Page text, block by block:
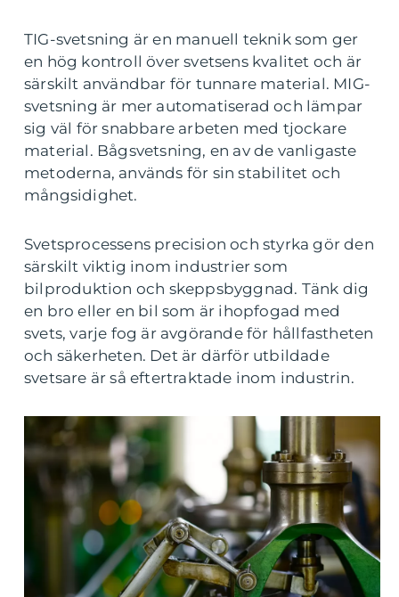
TIG-svetsning är en manuell teknik som ger
en hög kontroll över svetsens kvalitet och är
särskilt användbar för tunnare material. MIG-
svetsning är mer automatiserad och lämpar
sig väl för snabbare arbeten med tjockare
material. Bågsvetsning, en av de vanligaste
metoderna, används för sin stabilitet och
mångsidighet.
Svetsprocessens precision och styrka gör den
särskilt viktig inom industrier som
bilproduktion och skeppsbyggnad. Tänk dig
en bro eller en bil som är ihopfogad med
svets, varje fog är avgörande för hållfastheten
och säkerheten. Det är därför utbildade
svetsare är så eftertraktade inom industrin.